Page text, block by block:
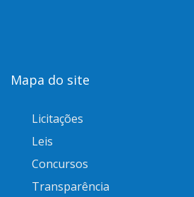
Mapa do site
Licitações
Leis
Concursos
Transparência